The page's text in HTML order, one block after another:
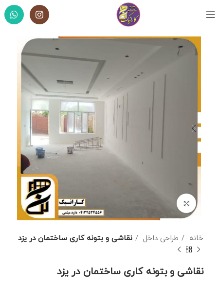
خانه طراحی داخل نقاشی و بتونه کاری ساختمان در یزد
نقاشی و بتونه کاری ساختمان در یزد